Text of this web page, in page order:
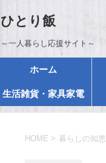
ひとり飯
～一人暮らし応援サイト～
ホーム
生活雑貨・家具家電
HOME > 暮らしの知恵